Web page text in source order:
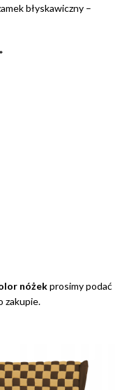
błyskawiczny –
nóżekprosimy podać
zakupie.